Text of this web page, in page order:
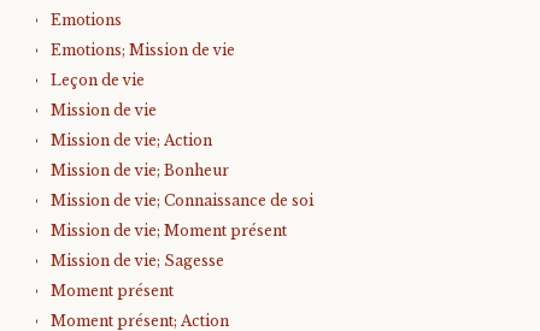
Emotions
Emotions; Mission de vie
Leçon de vie
Mission de vie
Mission de vie; Action
Mission de vie; Bonheur
Mission de vie; Connaissance de soi
Mission de vie; Moment présent
Mission de vie; Sagesse
Moment présent
Moment présent; Action